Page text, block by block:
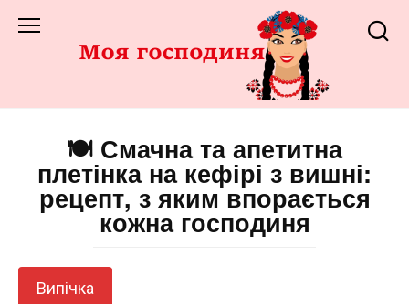
до
🍽️ Смачна та апетитна
плетінка на кефірі з вишні:
рецепт, з яким впорається
кожна господиня
Випічка